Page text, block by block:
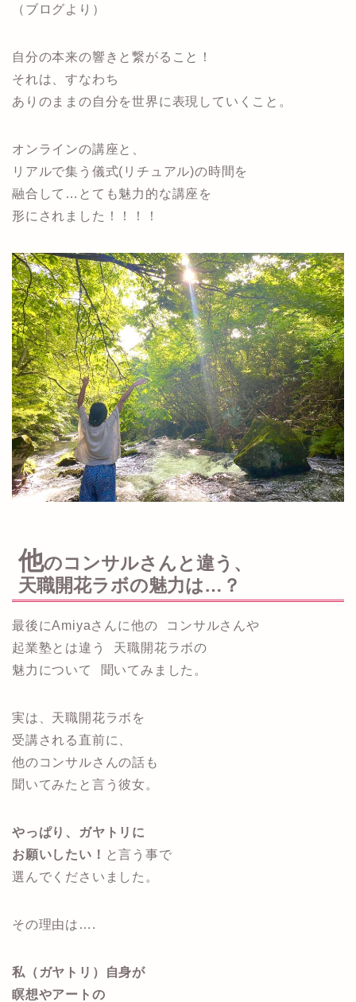
（ブログより）
自分の本来の響きと繋がること！
それは、すなわち
ありのままの自分を世界に表現していくこと。
オンラインの講座と、
リアルで集う儀式(リチュアル)の時間を
融合して…とても魅力的な講座を
形にされました！！！！
他のコンサルさんと違う、
天職開花ラボの魅力は…？
最後にAmiyaさんに他の コンサルさんや
起業塾とは違う 天職開花ラボの
魅力について 聞いてみました。
実は、天職開花ラボを
受講される直前に、
他のコンサルさんの話も
聞いてみたと言う彼女。
やっぱり、ガヤトリに
お願いしたい！ と言う事で
選んでくださいました。
その理由は….
私（ガヤトリ）自身が
瞑想やアートの